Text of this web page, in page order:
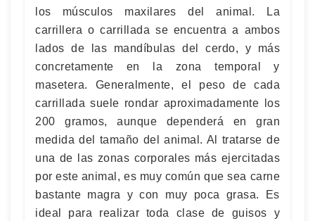
los músculos maxilares del animal. La
carrillera o carrillada se encuentra a ambos
lados de las mandíbulas del cerdo, y más
concretamente en la zona temporal y
masetera. Generalmente, el peso de cada
carrillada suele rondar aproximadamente los
200 gramos, aunque dependerá en gran
medida del tamaño del animal. Al tratarse de
una de las zonas corporales más ejercitadas
por este animal, es muy común que sea carne
bastante magra y con muy poca grasa. Es
ideal para realizar toda clase de guisos y